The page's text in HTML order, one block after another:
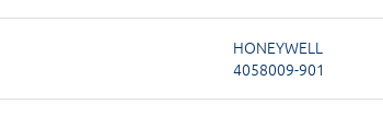
HONEYWELL
4058009-901